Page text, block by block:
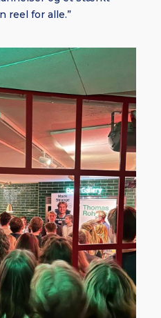
reel for alle.”